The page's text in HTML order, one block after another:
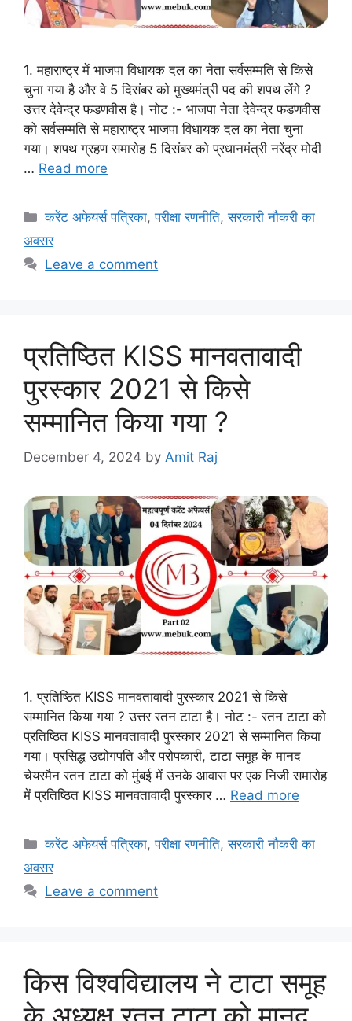
1. महाराष्ट्र में भाजपा विधायक दल का नेता सर्वसम्मति से किसे
चुना गया है और वे 5 दिसंबर को मुख्यमंत्री पद की शपथ लेंगे ?
उत्तर देवेन्द्र फडणवीस है। नोट :- भाजपा नेता देवेन्द्र फडणवीस
को सर्वसम्मति से महाराष्ट्र भाजपा विधायक दल का नेता चुना
गया। शपथ ग्रहण समारोह 5 दिसंबर को प्रधानमंत्री नरेंद्र मोदी
… Read more
Categories
करेंट अफेयर्स पत्रिका,परीक्षा रणनीति,सरकारी नौकरी का
अवसर
Leave a comment
प्रतिष्ठित KISS मानवतावादी
पुरस्कार 2021 से किसे
सम्मानित किया गया ?
December 4, 2024 by Amit Raj
1. प्रतिष्ठित KISS मानवतावादी पुरस्कार 2021 से किसे
सम्मानित किया गया ? उत्तर रतन टाटा है। नोट :- रतन टाटा को
प्रतिष्ठित KISS मानवतावादी पुरस्कार 2021 से सम्मानित किया
गया। प्रसिद्ध उद्योगपति और परोपकारी, टाटा समूह के मानद
चेयरमैन रतन टाटा को मुंबई में उनके आवास पर एक निजी समारोह
में प्रतिष्ठित KISS मानवतावादी पुरस्कार … Read more
Categories
करेंट अफेयर्स पत्रिका,परीक्षा रणनीति,सरकारी नौकरी का
अवसर
Leave a comment
किस विश्वविद्यालय ने टाटा समूह